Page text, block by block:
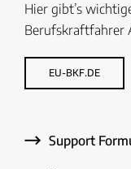
Hier gibt’s
Berufskraftfahrer
EU-BKF.DE
Support